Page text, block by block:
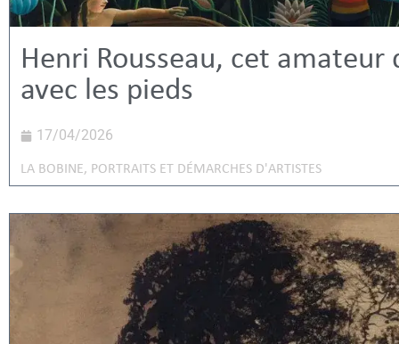
Henri Rousseau, cet amateur
avec les pieds
17/04/2026
LA BOBINE, PORTRAITS ET DÉMARCHES D'ARTISTES